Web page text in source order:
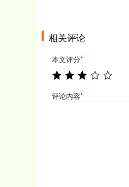
相关评论
本文评分*
评论内容*